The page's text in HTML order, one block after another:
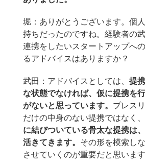
堀：ありがとうございます。個
持ちだったのですね。経験者の
連携をしたいスタートアップへ
るアドバイスはありますか？
武田：アドバイスとしては、 提
な状態でなければ、仮に提携を
がないと思っています。 プレス
だけの中身のない提携ではなく、
に結びついている骨太な提携は
活きてきます。 その形を模索し
させていくのが重要だと思います